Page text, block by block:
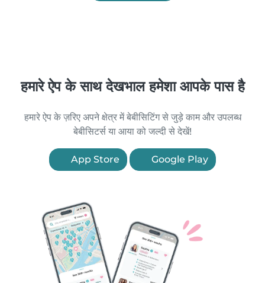
हमारे ऐप के साथ देखभाल हमेशा आपके पास है
हमारे ऐप के ज़रिए अपने क्षेत्र में बेबीसिटिंग से जुड़े काम और उपलब्ध
बेबीसिटर्स या आया को जल्दी से देखें!
App Store Google Play